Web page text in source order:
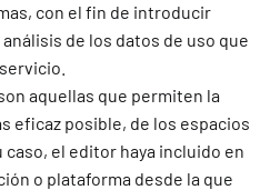
con el fin de introducir
de los datos de uso que
aquellas que permiten la
eficaz posible, de los espacios
el editor haya incluido en
o plataforma desde la que